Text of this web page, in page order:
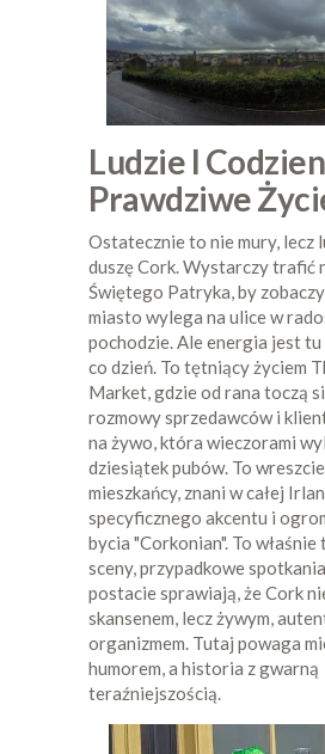
Ludzie I
Prawdziwe
Ostatecznie to nie mury, lecz
duszę Cork. Wystarczy trafić
Świętego Patryka, by
miasto wylega na ulice w
pochodzie. Ale energia jest tu
co dzień. To tętniący życiem
Market, gdzie od rana toczą
rozmowy sprzedawców i
na żywo, która wieczorami
dziesiątek pubów. To
mieszkańcy, znani w całej
specyficznego akcentu i
bycia "Corkonian". To właśnie
sceny, przypadkowe
postacie sprawiają, że Cork
skansenem, lecz żywym,
organizmem. Tutaj powaga
humorem, a historia z gwarną
teraźniejszością.